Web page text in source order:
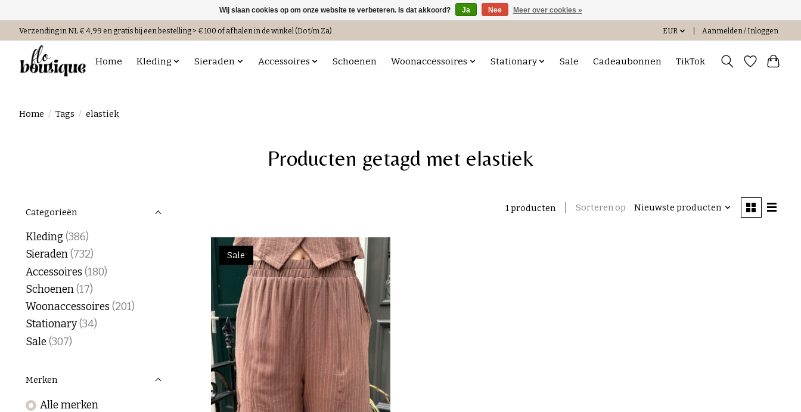
Verzending in NL € 4,99 en gratis bij een bestelling > € 100 of afhalen in de winkel (Do t/m Za). EUR Aanmelden / Inloggen
Home Kleding Sieraden Accessoires Schoenen Woonaccessoires Stationary Sale Cadeaubonnen TikTok
Home / Tags / elastiek
Producten getagd met elastiek
Categorieën
Kleding(386)
Sieraden(732)
Accessoires (180)
Schoenen(17)
Woonaccessoires (201)
Stationary(34)
Sale(307)
Merken
Alle merken
1 producten Sorteren op Nieuwste producten
Sale
Wij slaan cookies op om onze website te verbeteren. Is dat akkoord? Ja Nee Meer over cookies »